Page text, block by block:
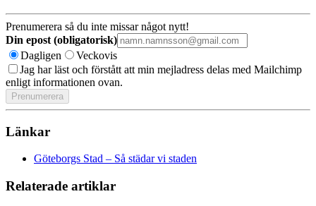
Prenumerera så du inte missar något nytt!
Din epost (obligatorisk)
Dagligen
Veckovis
Jag har läst och förstått att min mejladress delas med Mailchimp
enligt informationen ovan.
Länkar
Göteborgs Stad – Så städar vi staden
Relaterade artiklar